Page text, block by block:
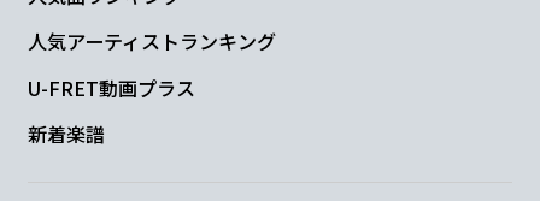
人気アーティストランキング
U-FRET動画プラス
新着楽譜